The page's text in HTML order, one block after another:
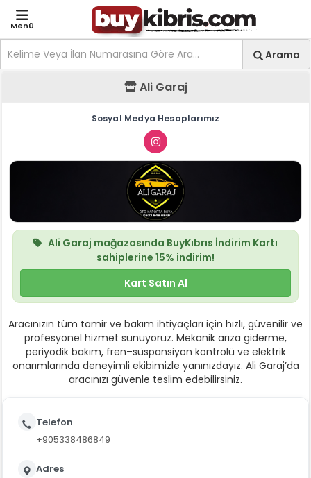
Menü
Ara
Arama
Ali Garaj - Mağaza
Ali Garaj
Sosyal Medya Hesaplarımız
Ali Garaj mağazasında BuyKıbrıs İndirim Kartı
sahiplerine 15% indirim!
Kart Satın Al
Aracınızın tüm tamir ve bakım ihtiyaçları için hızlı, güvenilir ve
profesyonel hizmet sunuyoruz. Mekanik arıza giderme,
periyodik bakım, fren–süspansiyon kontrolü ve elektrik
onarımlarında deneyimli ekibimizle yanınızdayız. Ali Garaj’da
aracınızı güvenle teslim edebilirsiniz.
Telefon
+905338486849
Adres